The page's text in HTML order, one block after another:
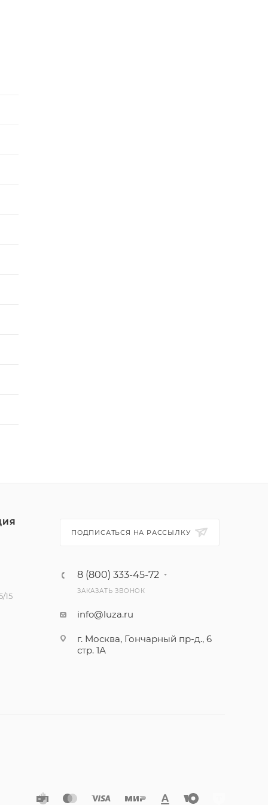
15
ПОДПИСАТЬСЯ НА РАССЫЛКУ
8 (800) 333-45-72
ЗАКАЗАТЬ ЗВОНОК
info@luza.ru
г. Москва, Гончарный пр-д., 6
стр. 1А